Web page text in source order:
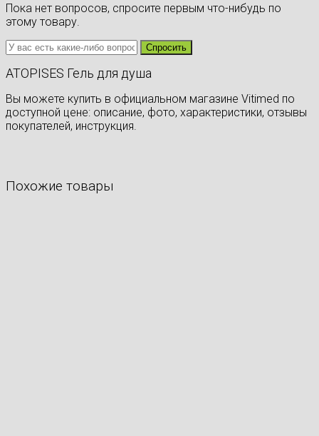
Пока нет вопросов, спросите первым что-нибудь по
этому товару.
ATOPISES Гель для душа
Вы можете купить в официальном магазине Vitimed по
доступной цене: описание, фото, характеристики, отзывы
покупателей, инструкция.
Похожие товары